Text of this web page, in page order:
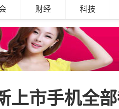
财经 科技
上市手机全